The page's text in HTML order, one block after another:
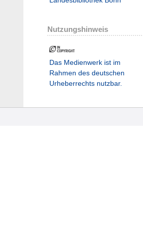
Nutzungshinweis
Das Medienwerk ist im
Rahmen des deutschen
Urheberrechts nutzbar.